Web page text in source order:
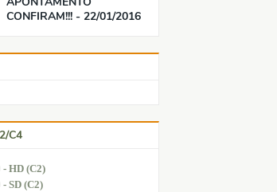
CONFIRAM!!! - 22/01/2016
C4
- HD (C2)
SD (C2)